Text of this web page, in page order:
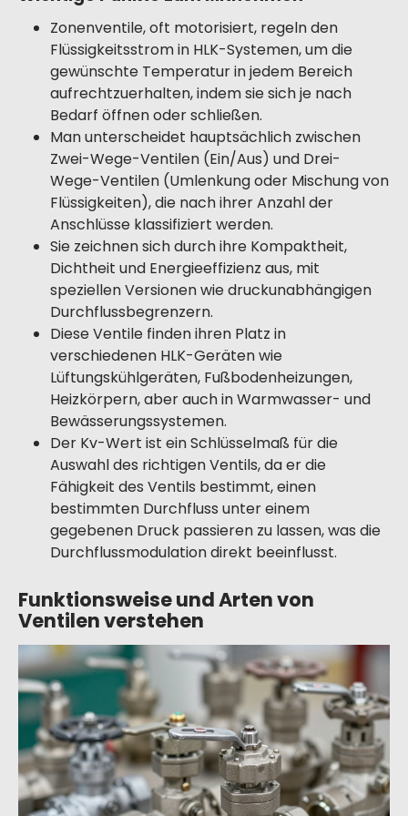
Zonenventile, oft motorisiert, regeln den
Flüssigkeitsstrom in HLK-Systemen, um die
gewünschte Temperatur in jedem Bereich
aufrechtzuerhalten, indem sie sich je nach
Bedarf öffnen oder schließen.
Man unterscheidet hauptsächlich zwischen
Zwei-Wege-Ventilen (Ein/Aus) und Drei-
Wege-Ventilen (Umlenkung oder Mischung von
Flüssigkeiten), die nach ihrer Anzahl der
Anschlüsse klassifiziert werden.
Sie zeichnen sich durch ihre Kompaktheit,
Dichtheit und Energieeffizienz aus, mit
speziellen Versionen wie druckunabhängigen
Durchflussbegrenzern.
Diese Ventile finden ihren Platz in
verschiedenen HLK-Geräten wie
Lüftungskühlgeräten, Fußbodenheizungen,
Heizkörpern, aber auch in Warmwasser- und
Bewässerungssystemen.
Der Kv-Wert ist ein Schlüsselmaß für die
Auswahl des richtigen Ventils, da er die
Fähigkeit des Ventils bestimmt, einen
bestimmten Durchfluss unter einem
gegebenen Druck passieren zu lassen, was die
Durchflussmodulation direkt beeinflusst.
Funktionsweise und Arten von
Ventilen verstehen